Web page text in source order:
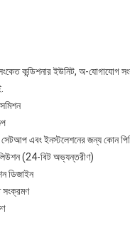
সংকেত কন্ডিশনার ইউনিট, অ-
সেটআপ এবং ইনস্টলেশনের জন্য কোন
(24-বিট অভ্যন্তরীণ)
ডিজাইন
সংক্রমণ